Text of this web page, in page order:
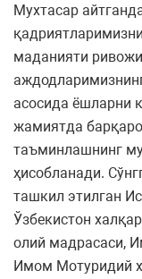
Мухтасар
маданияти
асосида ёшларни
жамиятда
таъминлашнинг
ҳисобланади.
ташкил этилган
Ўзбекистон
олий мадрасаси,
Имом Мотуридий